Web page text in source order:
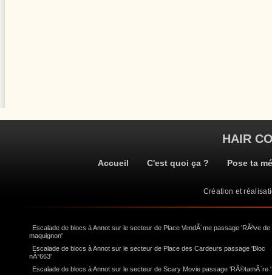
HAIR
Accueil C'est quoi ça ? Pose ta
Création et
Escalade de blocs à Annot sur le secteur de Place VendÃ´me passage 'RÃªve de
maquignon'
Escalade de blocs à Annot sur le secteur de Place des Cardeurs passage 'Bloc
nÂ°663'
Escalade de blocs à Annot sur le secteur de Scary Movie passage 'RÃ©tamÃ¨re '